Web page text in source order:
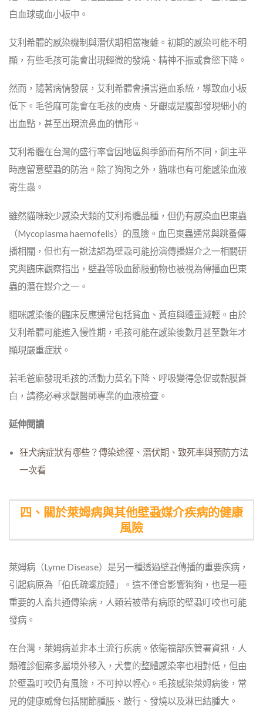
白血球或血小板中。
艾利希體的感染機制與潛伏期相當複雜。初期的感染可能不明
顯，有些毛孩可能會出現輕微的發燒、精神不振或食慾下降。
然而，隨著病情發展，艾利希體會損害造血系統，導致血小板
低下。毛爸麻可能會在毛孩的皮膚、牙齦或是腹部發現細小的
出血點，甚至出現流鼻血的情形。
艾利希體在台灣的盛行率會因地區與季節而有所不同，飼主平
時應留意壁蝨的防治。除了狗狗之外，貓咪也有可能感染血液
寄生蟲。
雖然貓咪較少感染犬類的艾利希體品種，但仍有感染血巴東蟲
（Mycoplasma haemofelis）的風險。血巴東蟲通常與跳蚤傳
播相關，但也有一說法認為壁蝨可能扮演傳播媒介之一相關研
究與臨床觀察指出，壁蝨等吸血節肢動物也被視為傳播血巴東
蟲的潛在媒介之一。
貓咪感染後的臨床反應通常包括貧血、黃疸與體重減輕。由於
艾利希體可能進入慢性期，毛孩可能在感染後數月甚至數年才
顯現嚴重症狀。
若毛爸麻發現毛孩的活動力莫名下降、呼吸變得急促或黏膜蒼
白，請務必尋求獸醫師專業的血液檢查。
延伸閱讀
狂犬病症狀有哪些？傳染途徑、潛伏期、致死率與預防方法
一次看
四、關於萊姆病與其他壁蝨媒介疾病的健康
風險
萊姆病（Lyme Disease）是另一種透過壁蝨傳播的重要疾病，
引起病原為「伯氏疏螺旋體」。這不僅會影響狗狗，也是一種
重要的人畜共通傳染病，人類若被帶有病原的壁蝨叮咬也可能
發病。
在台灣，萊姆病並非本土流行疾病。依衛福部疾管署資訊，人
類確診個案多屬境外移入，犬隻的整體感染率也相對低，但由
於壁蝨叮咬仍有風險，不可掉以輕心。毛孩感染萊姆病後，常
見的健康威脅包括關節腫脹、跛行、發燒以及淋巴結腫大。